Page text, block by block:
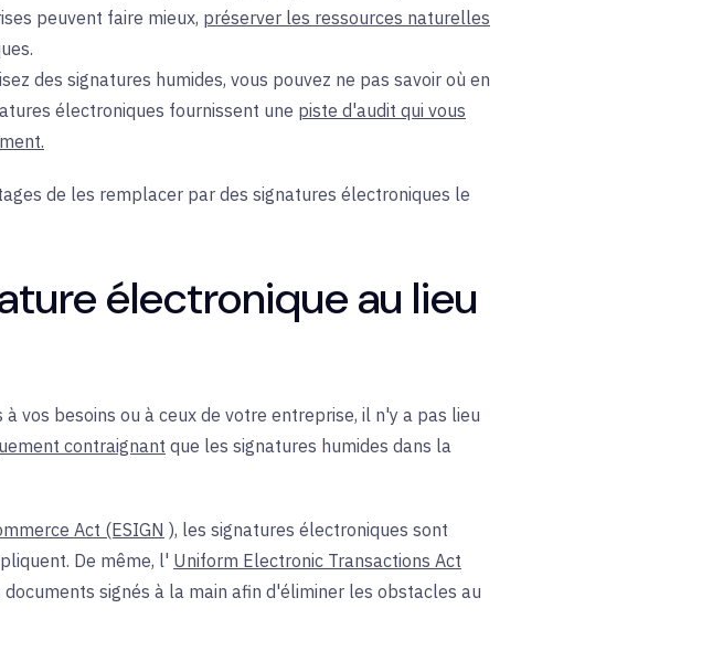
peuvent faire mieux, préserver les ressources naturelles
des signatures humides, vous pouvez ne pas savoir où en
électroniques fournissent une piste d'audit qui vous
de les remplacer par des signatures électroniques le
électronique au lieu
vos besoins ou à ceux de votre entreprise, il n'y a pas lieu
contraignant que les signatures humides dans la
Act (ESIGN ), les signatures électroniques sont
De même, l' Uniform Electronic Transactions Act
signés à la main afin d'éliminer les obstacles au